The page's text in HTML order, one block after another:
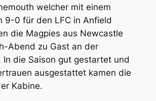
welcher mit einem
9-0 für den LFC in Anfield
die Magpies aus Newcastle
Abend zu Gast an der
In die Saison gut gestartet und
ausgestattet kamen die
Kabine.